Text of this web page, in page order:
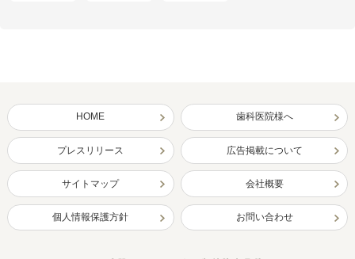
HOME 歯科医院様へ
プレスリリース 広告掲載について
サイトマップ 会社概要
個人情報保護方針 お問い合わせ